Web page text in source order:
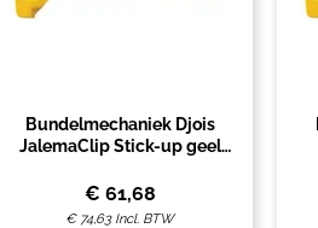
Bundelmechaniek Djois
JalemaClip Stick-up geel
€ 61,68
€ 74,63 Incl. BTW